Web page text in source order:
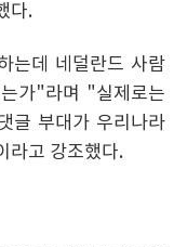
다.
는데 네덜란드 사람
가"라며 "실제로는
글 부대가 우리나라
라고 강조했다.